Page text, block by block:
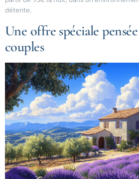
détente.
Une offre spéciale
couples